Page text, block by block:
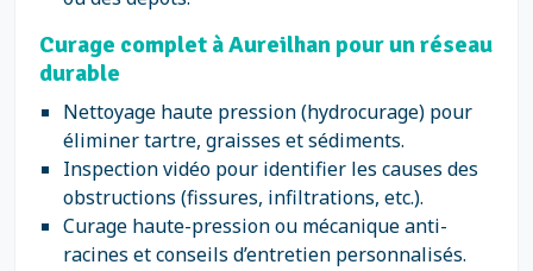
Curage complet à Aureilhan pour un réseau
durable
Nettoyage haute pression (hydrocurage) pour
éliminer tartre, graisses et sédiments.
Inspection vidéo pour identifier les causes des
obstructions (fissures, infiltrations, etc.).
Curage haute-pression ou mécanique anti-
racines et conseils d’entretien personnalisés.